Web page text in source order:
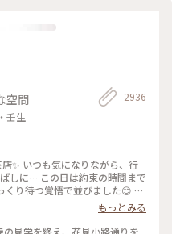
は風鈴展が🎐 陶器のブルーの
子はやっぱり 美味しかったで
たようで✨ 奥の中庭前の席が2
初めて窓際に座る事ができま
＊ うめぞのcafe＆galleryは
ーと 思う時に足が向いてしま
きな京都
空間
壬生
2936
✨ いつも気になりながら、行
しに… この日は約束の時間まで
くり待つ覚悟で並びました😊 待
いた青の世界を想像し、ワクワ
へ。 1番奥の、部屋が見渡せる
まるで別世界に入ったようです
もっとみる
の見学を終え、花見小路通りを